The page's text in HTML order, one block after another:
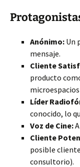
Anónimo: Un
mensaje.
Cliente
producto
Líder
conocido, lo
Voz de Cine:
Cliente
posible
consultorio).